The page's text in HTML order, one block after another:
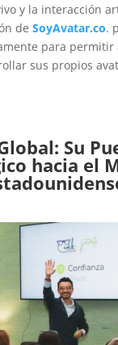
y la interacción
de SoyAvatar.co.
para permitir
sus propios
Su
hacia el